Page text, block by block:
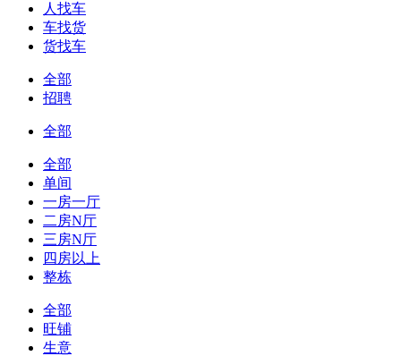
人找车
车找货
货找车
全部
招聘
全部
全部
单间
一房一厅
二房N厅
三房N厅
四房以上
整栋
全部
旺铺
生意